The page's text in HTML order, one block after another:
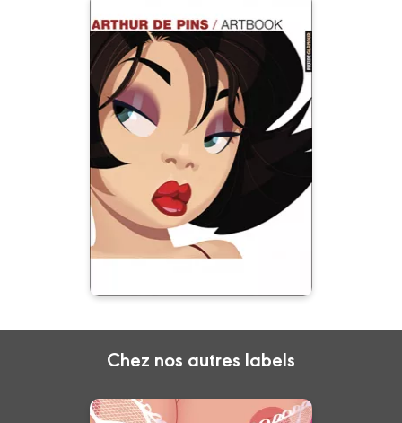
Artbook - Arthur
de Pins
Date de parution :
17/09/2007
Au tour d'Arthur de se dévoiler !
Chez nos autres labels